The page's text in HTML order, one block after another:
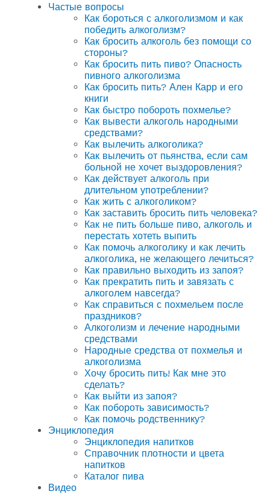
Частые вопросы
Как бороться с алкоголизмом и как
победить алкоголизм?
Как бросить алкоголь без помощи со
стороны?
Как бросить пить пиво? Опасность
пивного алкоголизма
Как бросить пить? Ален Карр и его
книги
Как быстро побороть похмелье?
Как вывести алкоголь народными
средствами?
Как вылечить алкоголика?
Как вылечить от пьянства, если сам
больной не хочет выздоровления?
Как действует алкоголь при
длительном употреблении?
Как жить с алкоголиком?
Как заставить бросить пить человека?
Как не пить больше пиво, алкоголь и
перестать хотеть выпить
Как помочь алкоголику и как лечить
алкоголика, не желающего лечиться?
Как правильно выходить из запоя?
Как прекратить пить и завязать с
алкоголем навсегда?
Как справиться с похмельем после
праздников?
Алкоголизм и лечение народными
средствами
Народные средства от похмелья и
алкоголизма
Хочу бросить пить! Как мне это
сделать?
Как выйти из запоя?
Как побороть зависимость?
Как помочь родственнику?
Энциклопедия
Энциклопедия напитков
Справочник плотности и цвета
напитков
Каталог пива
Видео